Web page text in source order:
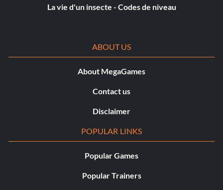
La vie d'un insecte - Codes de niveau
ABOUT US
About MegaGames
Contact us
Disclaimer
POPULAR LINKS
Popular Games
Popular Trainers